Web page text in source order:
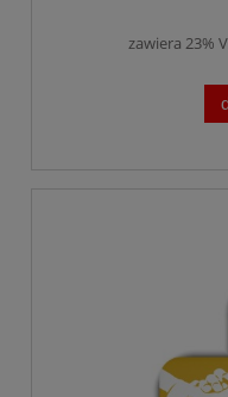
zawiera 23%